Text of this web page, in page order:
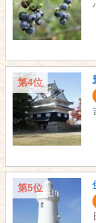
第4位
第5位